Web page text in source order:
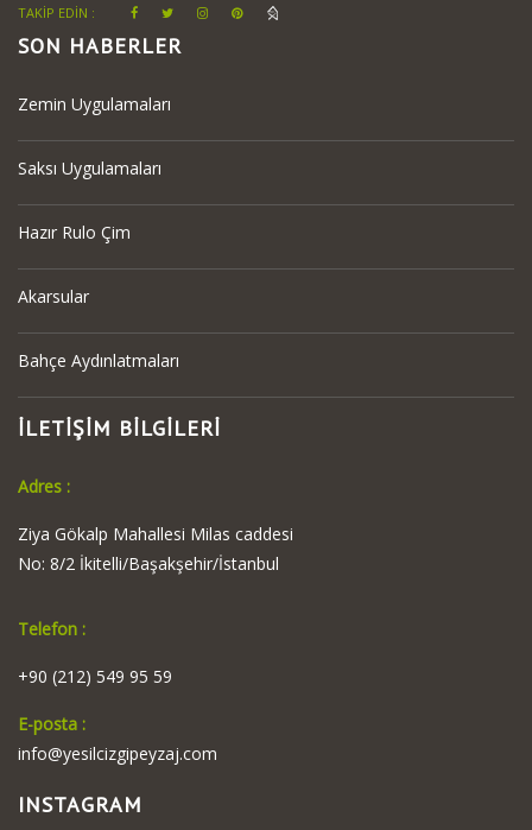
TAKİP EDİN :
SON HABERLER
Zemin Uygulamaları
Saksı Uygulamaları
Hazır Rulo Çim
Akarsular
Bahçe Aydınlatmaları
İLETİŞİM BİLGİLERİ
Adres :
Ziya Gökalp Mahallesi Milas caddesi
No: 8/2 İkitelli/Başakşehir/İstanbul
Telefon :
+90 (212) 549 95 59
E-posta :
info@yesilcizgipeyzaj.com
INSTAGRAM